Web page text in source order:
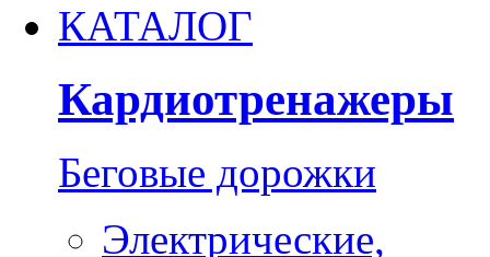
КАТАЛОГ
Кардиотренажеры
Беговые дорожки
Электрические,